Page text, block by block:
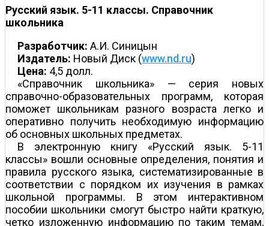
Русский язык. 5-11 классы. Справочник
школьника
Разработчик: А.И. Синицын
Издатель: Новый Диск (www.nd.ru)
Цена: 4,5 долл.
«Справочник школьника» — серия новых
справочно-образовательных программ, которая
поможет школьникам разного возраста легко и
оперативно получить необходимую информацию
об основных школьных предметах.
В электронную книгу «Русский язык. 5-11
классы» вошли основные определения, понятия и
правила русского языка, систематизированные в
соответствии с порядком их изучения в рамках
школьной программы. В этом интерактивном
пособии школьники смогут быстро найти краткую,
четко изложенную информацию по таким темам,